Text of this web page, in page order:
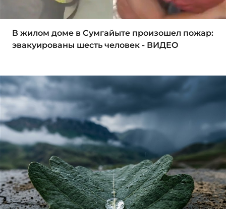
В жилом доме в Сумгайыте произошел пожар:
эвакуированы шесть человек - ВИДЕО